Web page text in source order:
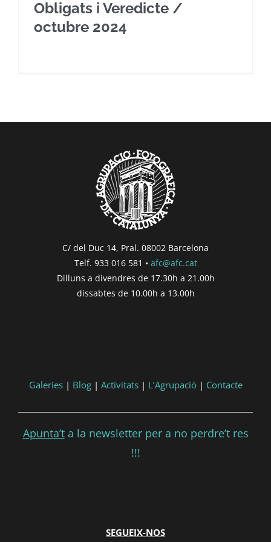
Obligats i Veredicte /
octubre 2024
C/ del Duc 14, Pral. 08002 Barcelona
Telf. 933 016 581 • afc@afc.cat
Dilluns a divendres de 17.30h a 21.00h
dissabtes de 10.00h a 13.00h
Galeries| Blog| Activitats| L’Agrupació| Contacte
Apunta’ta la newsletter per a no perdre’t res
!!!
SEGUEIX-NOS